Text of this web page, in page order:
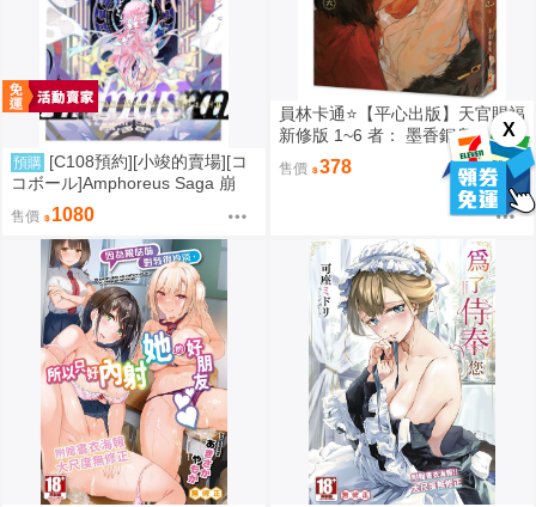
X
預購 [C108預約][小竣的賣場][コ
コボール]Amphoreus Saga 崩
壞：星穹鐵道 同人誌id=3745928
售價 1080
員林卡通⭐️【平心出版】天官賜福
新修版 1~6 者： 墨香銅臭
售價 378